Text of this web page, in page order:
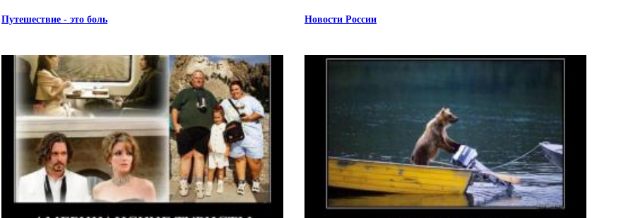
Путешествие - это боль Новости России